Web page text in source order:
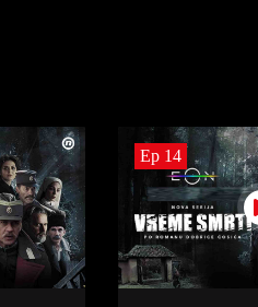
Ep 14